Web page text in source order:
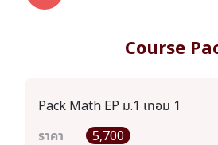
Course
Pack Math EP ม.1 เทอม 1
ราคา
5,700